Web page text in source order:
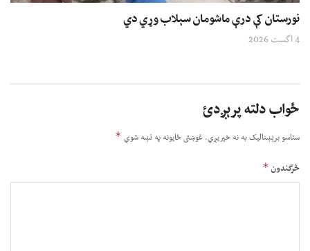
نورستان کې درې ماشومان سېلاب وړي دي
4 اگست 2026
ځواب دلته پرېږدئ
ستاسو برېښناليک به نه خپريږي.غوښتى ځایونه په نښه شوي *
څرگندون*